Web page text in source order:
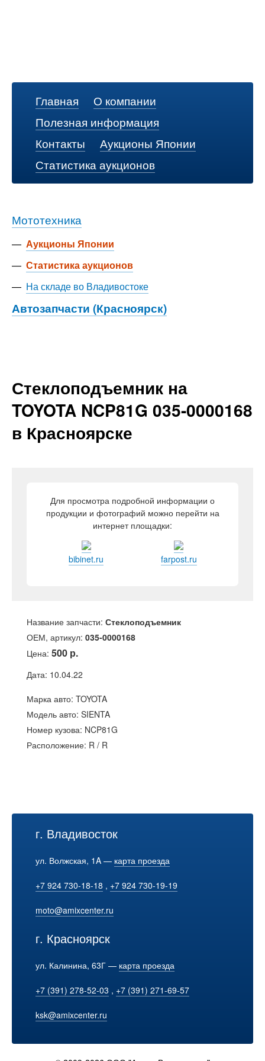
Главная
О компании
Полезная информация
Контакты
Аукционы Японии
Статистика аукционов
Мототехника
— Аукционы Японии
— Статистика аукционов
— На складе во Владивостоке
Автозапчасти (Красноярск)
Стеклоподъемник на
TOYOTA NCP81G 035-0000168
в Красноярске
Для просмотра подробной информации о
продукции и фотографий можно перейти на
интернет площадки:
bibinet.ru farpost.ru
Название запчасти: Стеклоподъемник
ОЕМ, артикул: 035-0000168
Цена: 500 р.
Дата: 10.04.22
Марка авто: TOYOTA
Модель авто: SIENTA
Номер кузова: NCP81G
Расположение: R / R
г. Владивосток
ул. Волжская, 1A — карта проезда
+7 924 730-18-18 , +7 924 730-19-19
moto@amixcenter.ru
г. Красноярск
ул. Калинина, 63Г — карта проезда
+7 (391) 278-52-03 , +7 (391) 271-69-57
ksk@amixcenter.ru